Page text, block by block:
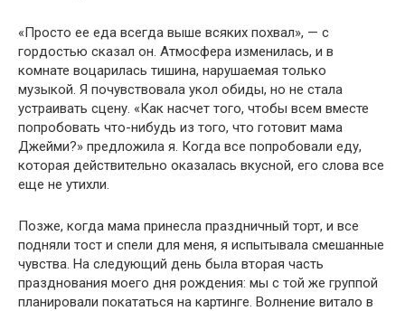
«Просто ее еда всегда выше всяких похвал», — с
гордостью сказал он. Атмосфера изменилась, и в
комнате воцарилась тишина, нарушаемая только
музыкой. Я почувствовала укол обиды, но не стала
устраивать сцену. «Как насчет того, чтобы всем вместе
попробовать что-нибудь из того, что готовит мама
Джейми?» предложила я. Когда все попробовали еду,
которая действительно оказалась вкусной, его слова все
еще не утихли.
Позже, когда мама принесла праздничный торт, и все
подняли тост и спели для меня, я испытывала смешанные
чувства. На следующий день была вторая часть
празднования моего дня рождения: мы с той же группой
планировали покататься на картинге. Волнение витало в